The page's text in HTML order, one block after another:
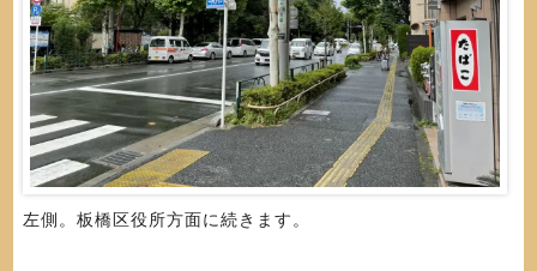
左側。板橋区役所方面に続きます。